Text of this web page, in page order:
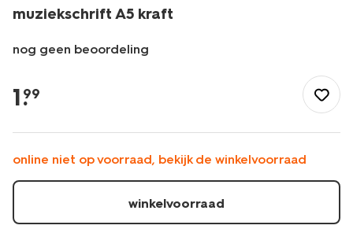
muziekschrift A5 kraft
nog geen beoordeling
kantoor/schriften-
boekjes/schriften/muziekschrift-
kraft-
14540239.html
1.
99
online niet op voorraad, bekijk de winkelvoorraad
winkelvoorraad